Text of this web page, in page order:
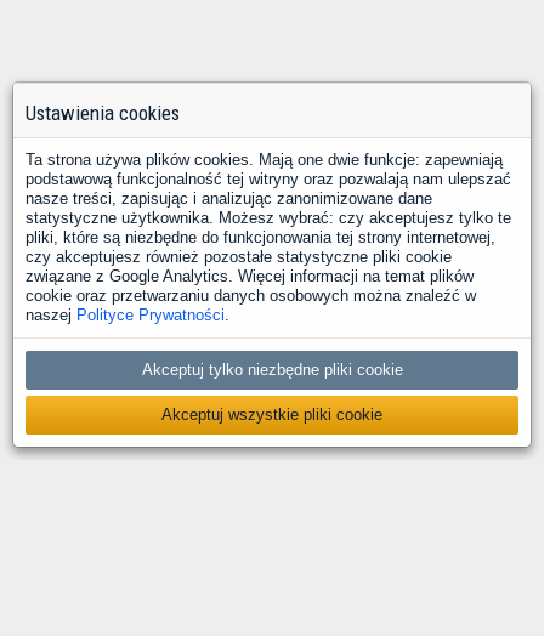
Ustawienia cookies
Ta strona używa plików cookies. Mają one dwie funkcje: zapewniają
podstawową funkcjonalność tej witryny oraz pozwalają nam ulepszać
nasze treści, zapisując i analizując zanonimizowane dane
statystyczne użytkownika. Możesz wybrać: czy akceptujesz tylko te
pliki, które są niezbędne do funkcjonowania tej strony internetowej,
czy akceptujesz również pozostałe statystyczne pliki cookie
związane z Google Analytics. Więcej informacji na temat plików
cookie oraz przetwarzaniu danych osobowych można znaleźć w
naszej Polityce Prywatności.
Akceptuj tylko niezbędne pliki cookie
Akceptuj wszystkie pliki cookie